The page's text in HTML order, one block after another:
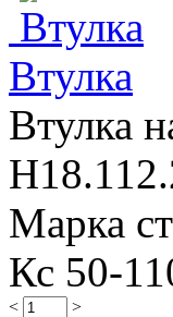
Втулка
Втулка
Марка
Кс 50-
< >